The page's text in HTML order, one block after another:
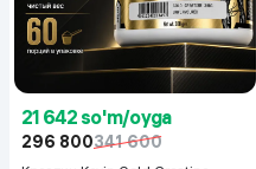
21 642 so'm/oyga
296 800341 600